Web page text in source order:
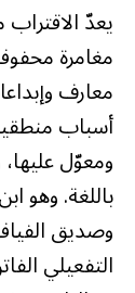
يعدّ
مغامرة
معارف
أسباب
ومعوّل
باللغة. وهو
وصديق
التفعيلي